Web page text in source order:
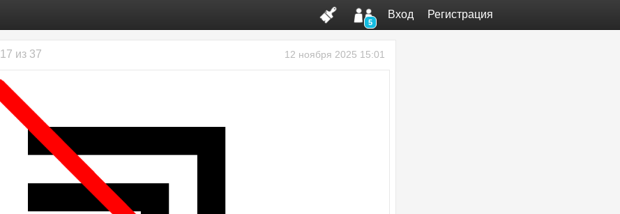
5
Вход Регистрация
12 ноября 2025 15:01
17 из 37